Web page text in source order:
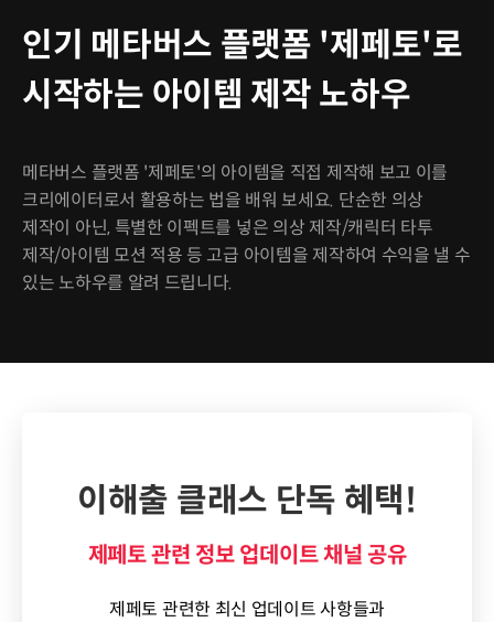
인기 메타버스 플랫폼 '제페토'로
시작하는 아이템 제작 노하우
메타버스 플랫폼 '제페토'의 아이템을 직접 제작해 보고 이를
크리에이터로서 활용하는 법을 배워 보세요. 단순한 의상
제작이 아닌, 특별한 이펙트를 넣은 의상 제작/캐릭터 타투
제작/아이템 모션 적용 등 고급 아이템을 제작하여 수익을 낼 수
있는 노하우를 알려 드립니다.
이해출 클래스 단독 혜택!
제페토 관련 정보 업데이트 채널 공유
제페토 관련한 최신 업데이트 사항들과